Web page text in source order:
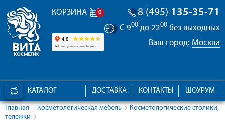
КОРЗИНА 0 8 (495) 135-35-71
С 900 до 2200 без выходных
Ваш город: Москва
КАТАЛОГ ШОУРУМ
КОНТАКТЫ
ДОСТАВКА
Главная Косметологическая мебель
Косметологические столики,
тележки